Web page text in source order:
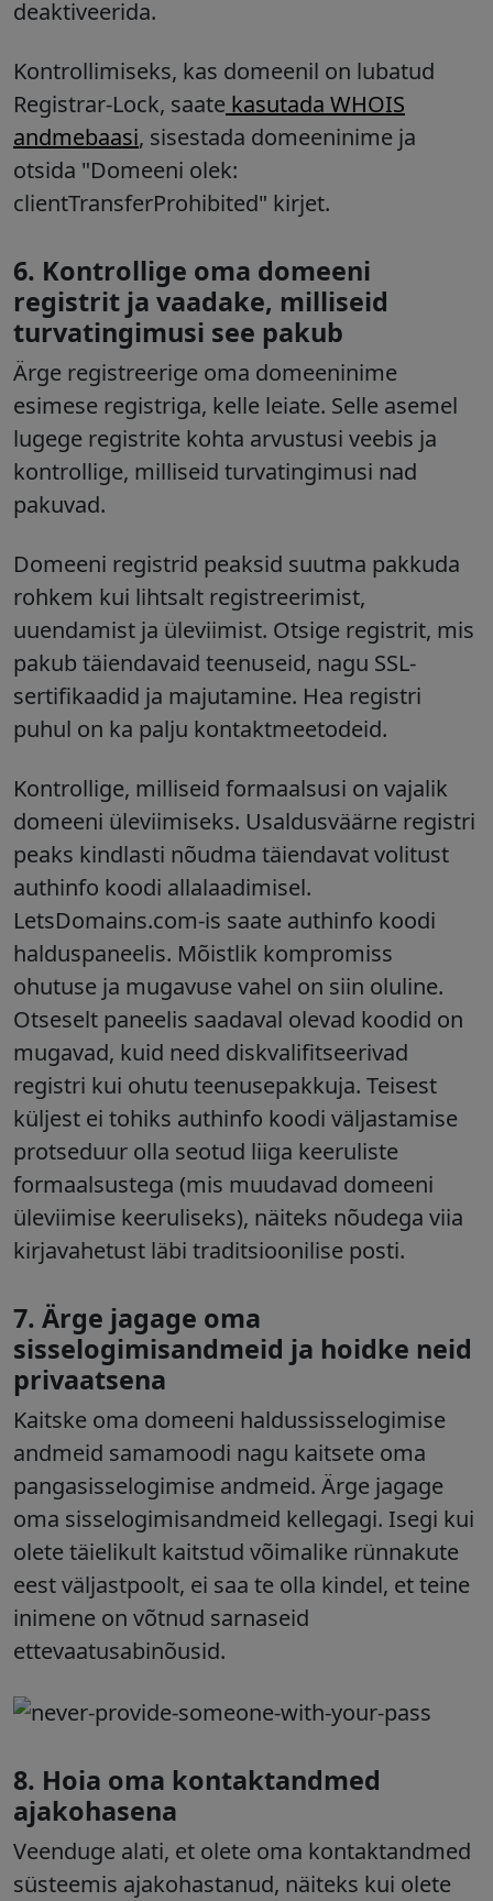
deaktiveerida.
Kontrollimiseks, kas domeenil on lubatud
Registrar-Lock, saate kasutada WHOIS
andmebaasi, sisestada domeeninime ja
otsida "Domeeni olek:
clientTransferProhibited" kirjet.
6. Kontrollige oma domeeni
registrit ja vaadake, milliseid
turvatingimusi see pakub
Ärge registreerige oma domeeninime
esimese registriga, kelle leiate. Selle asemel
lugege registrite kohta arvustusi veebis ja
kontrollige, milliseid turvatingimusi nad
pakuvad.
Domeeni registrid peaksid suutma pakkuda
rohkem kui lihtsalt registreerimist,
uuendamist ja üleviimist. Otsige registrit, mis
pakub täiendavaid teenuseid, nagu SSL-
sertifikaadid ja majutamine. Hea registri
puhul on ka palju kontaktmeetodeid.
Kontrollige, milliseid formaalsusi on vajalik
domeeni üleviimiseks. Usaldusväärne registri
peaks kindlasti nõudma täiendavat volitust
authinfo koodi allalaadimisel.
LetsDomains.com-is saate authinfo koodi
halduspaneelis. Mõistlik kompromiss
ohutuse ja mugavuse vahel on siin oluline.
Otseselt paneelis saadaval olevad koodid on
mugavad, kuid need diskvalifitseerivad
registri kui ohutu teenusepakkuja. Teisest
küljest ei tohiks authinfo koodi väljastamise
protseduur olla seotud liiga keeruliste
formaalsustega (mis muudavad domeeni
üleviimise keeruliseks), näiteks nõudega viia
kirjavahetust läbi traditsioonilise posti.
7. Ärge jagage oma
sisselogimisandmeid ja hoidke neid
privaatsena
Kaitske oma domeeni haldussisselogimise
andmeid samamoodi nagu kaitsete oma
pangasisselogimise andmeid. Ärge jagage
oma sisselogimisandmeid kellegagi. Isegi kui
olete täielikult kaitstud võimalike rünnakute
eest väljastpoolt, ei saa te olla kindel, et teine
inimene on võtnud sarnaseid
ettevaatusabinõusid.
8. Hoia oma kontaktandmed
ajakohasena
Veenduge alati, et olete oma kontaktandmed
süsteemis ajakohastanud, näiteks kui olete